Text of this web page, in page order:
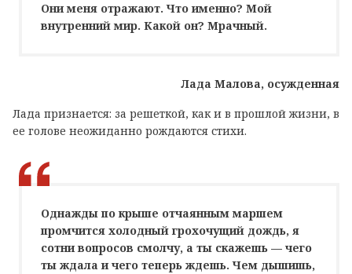
Они меня отражают. Что именно? Мой
внутренний мир. Какой он? Мрачный.
Лада Малова, осужденная
Лада признается: за решеткой, как и в прошлой жизни, в
ее голове неожиданно рождаются стихи.
Однажды по крыше отчаянным маршем
промчится холодный грохочущий дождь, я
сотни вопросов смолчу, а ты скажешь — чего
ты ждала и чего теперь ждешь. Чем дышишь,